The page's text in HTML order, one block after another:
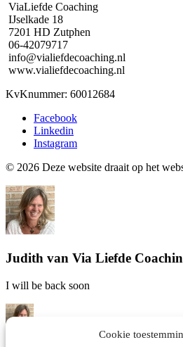
Cookie
ViaLiefde Coaching
IJselkade 18
7201 HD Zutphen
06-42079717
info@vialiefdecoaching.nl
www.vialiefdecoaching.nl
KvKnummer: 60012684
Facebook
Linkedin
Instagram
© 2026 Deze website draait op het
Judith van Via Liefde
I will be back soon
Hallo! Judith van Via Liefde coaching